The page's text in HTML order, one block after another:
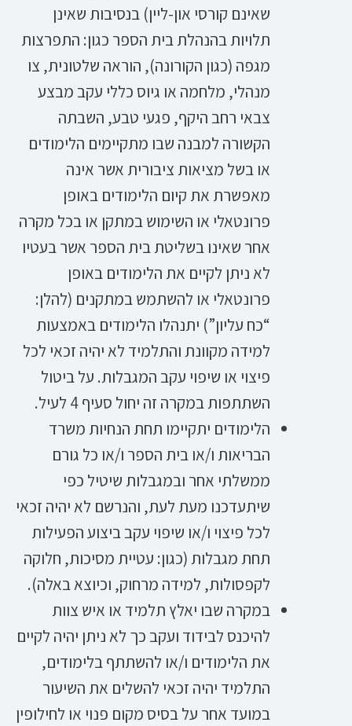
שאינם קורסי און-ליין) בנסיבות שאינן
תלויות בהנהלת בית הספר כגון: התפרצות
מגפה (כגון הקורונה), הוראה שלטונית, צו
מנהלי, מלחמה או גיוס כללי עקב מבצע
צבאי רחב היקף, פגעי טבע, השבתה
הקשורה למבנה שבו מתקיימים הלימודים
או בשל מציאות ציבורית אשר אינה
מאפשרת את קיום הלימודים באופן
פרונטאלי או השימוש במתקן או בכל מקרה
אחר שאינו בשליטת בית הספר אשר בעטיו
לא ניתן לקיים את הלימודים באופן
פרונטאלי או להשתמש במתקנים (להלן:
“כח עליון”) יתנהלו הלימודים באמצעות
למידה מקוונת והתלמיד לא יהיה זכאי לכל
פיצוי או שיפוי עקב המגבלות. על ביטול
השתתפות במקרה זה יחול סעיף 4 לעיל.
הלימודים יתקיימו תחת הנחיות משרד
הבריאות ו/או בית הספר ו/או כל גורם
ממשלתי אחר ובמגבלות שיטיל כפי
שיתעדכנו מעת לעת, והנרשם לא יהיה זכאי
לכל פיצוי ו/או שיפוי עקב ביצוע הפעילות
תחת מגבלות (כגון: עטיית מסיכות, חלוקה
לקפסולות, למידה מרחוק, וכיוצא באלה).
במקרה שבו יאלץ תלמיד או איש צוות
להיכנס לבידוד ועקב כך לא ניתן יהיה לקיים
את הלימודים ו/או להשתתף בלימודים,
התלמיד יהיה זכאי להשלים את השיעור
במועד אחר על בסיס מקום פנוי או לחילופין